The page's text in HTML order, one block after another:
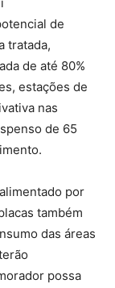
de
tratada,
de até 80%
estações de
nas
de 65
por
também
das áreas
possa